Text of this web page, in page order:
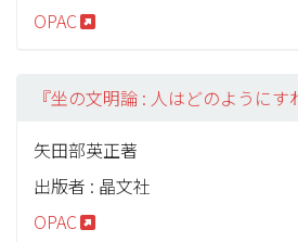
OPAC
『坐の文明論 : 人はどのようにす
矢田部英正著
出版者 : 晶文社
OPAC